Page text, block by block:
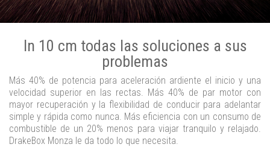
In 10 cm todas las soluciones a sus
problemas
Más 40% de potencia para aceleración ardiente el inicio y una
velocidad superior en las rectas. Más 40% de par motor con
mayor recuperación y la flexibilidad de conducir para adelantar
simple y rápida como nunca. Más eficiencia con un consumo de
combustible de un 20% menos para viajar tranquilo y relajado.
DrakeBox Monza le da todo lo que necesita.